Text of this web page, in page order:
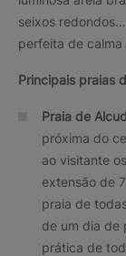
seixos
perfeita de
Principais praias
Praia de
próxima do
ao visitante
extensão de
praia de
de um dia de
prática de